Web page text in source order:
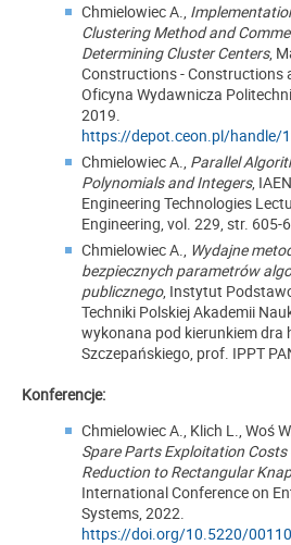
Chmielowiec A.,
Clustering Method and
Determining Cluster Centers,
Constructions - Constructions
Oficyna Wydawnicza
2019.
https://depot.ceon.pl/handle/
Chmielowiec A., Parallel
Polynomials and Integers,
Engineering Technologies
Engineering, vol. 229, str. 605-
Chmielowiec A., Wydajne
bezpiecznych parametrów
publicznego, Instytut
Techniki Polskiej Akademii
wykonana pod kierunkiem dra
Szczepańskiego, prof. IPPT
Konferencje:
Chmielowiec A., Klich L., Woś
Spare Parts Exploitation
Reduction to Rectangular
International Conference on
Systems, 2022.
https://doi.org/10.5220/